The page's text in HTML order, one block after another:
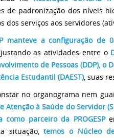
de padronização dos níveis
dos serviços aos servidores
manteve a configuração de
as atividades entre o
de Pessoas (DDP),
Estudantil (DAEST), suas
no organograma nem
Atenção à Saúde do Servidor
parceiro da PROGESP
situação,temos o Núcleo